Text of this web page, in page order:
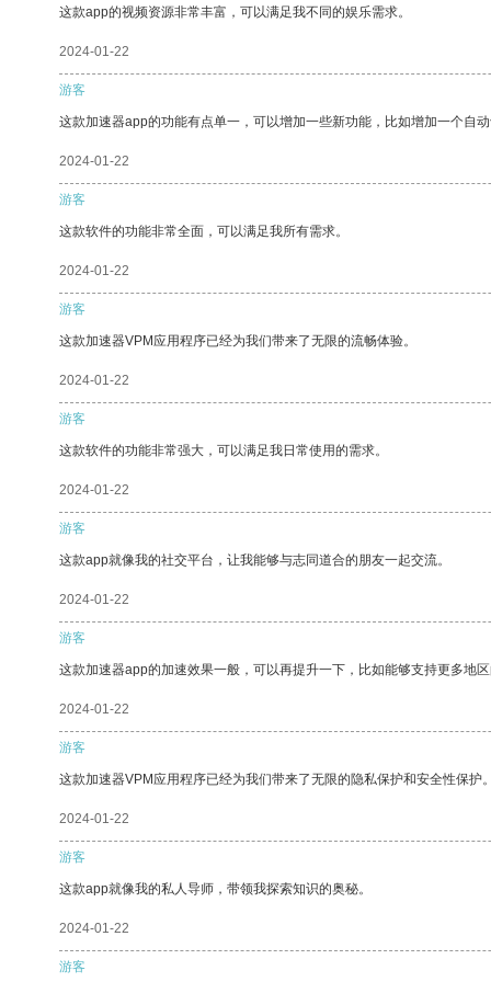
这款app的视频资源非常丰富，可以满足我不同的娱乐需求。
2024-01-22
游客
这款加速器app的功能有点单一，可以增加一些新功能，比如增加一个自动
2024-01-22
游客
这款软件的功能非常全面，可以满足我所有需求。
2024-01-22
游客
这款加速器VPM应用程序已经为我们带来了无限的流畅体验。
2024-01-22
游客
这款软件的功能非常强大，可以满足我日常使用的需求。
2024-01-22
游客
这款app就像我的社交平台，让我能够与志同道合的朋友一起交流。
2024-01-22
游客
这款加速器app的加速效果一般，可以再提升一下，比如能够支持更多地区
2024-01-22
游客
这款加速器VPM应用程序已经为我们带来了无限的隐私保护和安全性保护。
2024-01-22
游客
这款app就像我的私人导师，带领我探索知识的奥秘。
2024-01-22
游客